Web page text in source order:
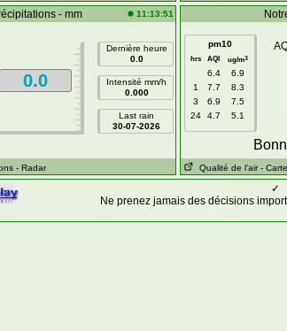
- mm 11:13:51
0.0
Dernière heure
0.0
Intensité mm/h
0.000
Last rain
30-07-2026
- Radar
pm10
hrs AQI ug/m3
6.4
6.9
1
7.7
8.3
3
6.9
7.5
24
4.7 5.1
Qualité de l'air - Carte
✓
Ne prenez jamais des décisions